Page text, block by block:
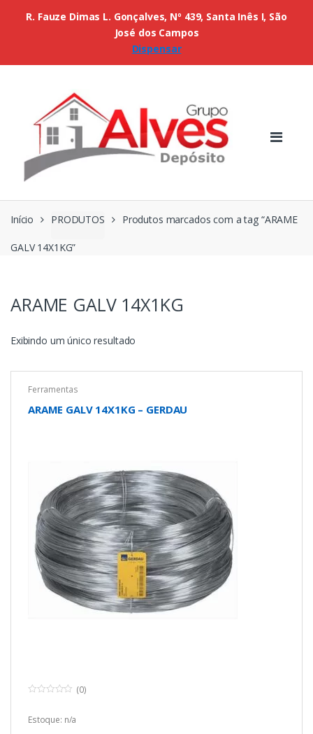
Início PRODUTOS Produtos marcados com a tag “ARAME
GALV 14X1KG”
ARAME GALV 14X1KG
Exibindo um único resultado
Ferramentas
ARAME GALV 14X1KG – GERDAU
u
(0)
Estoque: n/a
R. Fauze Dimas L. Gonçalves, Nº 439, Santa Inês I, São
José dos Campos
Dispensar